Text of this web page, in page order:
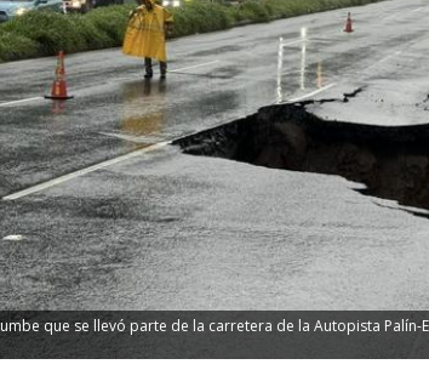
que se llevó parte de la carretera de la Autopista